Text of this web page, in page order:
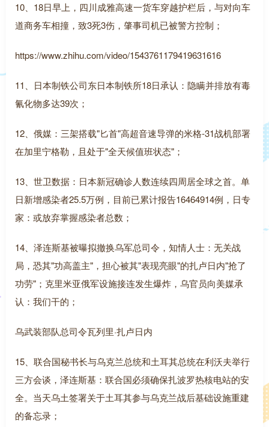
10、18日早上，四川成雅高速一货车穿越护栏后，与对向车
道商务车相撞，致3死3伤，肇事司机已被警方控制；
https://www.zhihu.com/video/1543761179419631616
11、日本制铁公司东日本制铁所18日承认：隐瞒并排放有毒
氰化物多达39次；
12、俄媒：三架搭载"匕首"高超音速导弹的米格-31战机部署
在加里宁格勒，且处于"全天候值班状态"；
13、世卫数据：日本新冠确诊人数连续四周居全球之首。单
日新增感染者25.5万例，目前已累计报告16464914例，日专
家：或放弃掌握感染者总数；
14、泽连斯基被曝拟撤换乌军总司令，知情人士：无关战
局，恐其"功高盖主"，担心被其"表现亮眼"的扎卢日内"抢了
功劳"；克里米亚俄军设施接连发生爆炸，乌官员向美媒承
认：我们干的；
乌武装部队总司令瓦列里·扎卢日内
15、联合国秘书长与乌克兰总统和土耳其总统在利沃夫举行
三方会谈，泽连斯基：联合国必须确保扎波罗热核电站的安
全。当天乌土签署关于土耳其参与乌克兰战后基础设施重建
的备忘录；